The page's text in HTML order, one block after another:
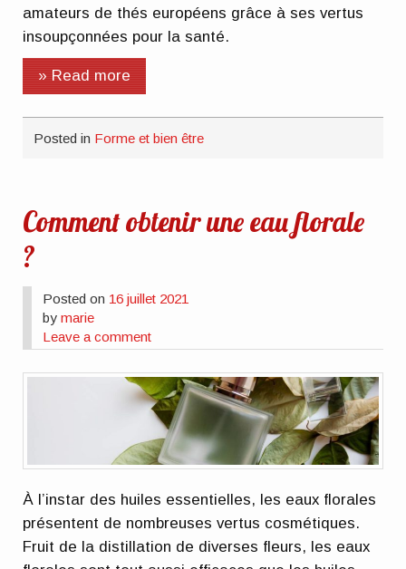
amateurs de thés européens grâce à ses vertus
insoupçonnées pour la santé.
» Read more
Posted in Forme et bien être
Comment obtenir une eau florale
?
Posted on 16 juillet 2021
bymarie
Leave a comment
À l’instar des huiles essentielles, les eaux florales
présentent de nombreuses vertus cosmétiques.
Fruit de la distillation de diverses fleurs, les eaux